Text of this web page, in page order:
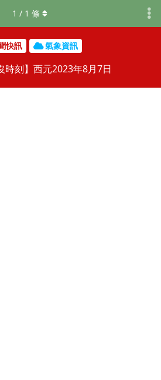
快訊 氣象資訊
時刻】西元2023年8月7日
1 / 1 條